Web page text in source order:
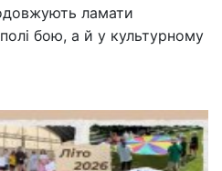
ламати
бою, а й у культурному